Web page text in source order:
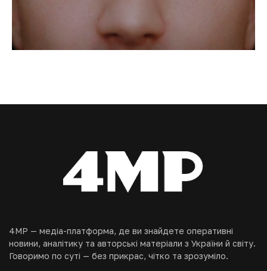
4MP — медіа-платформа, де ви знайдете оперативні
новини, аналітику та авторські матеріали з України й світу.
Говоримо по суті — без прикрас, чітко та зрозуміло.